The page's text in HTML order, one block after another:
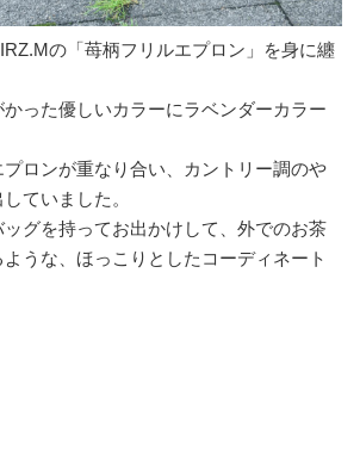
の「苺柄フリルエプロン」を身に纏
った優しいカラーにラベンダーカラー
ロンが重なり合い、カントリー調のや
ていました。
グを持ってお出かけして、外でのお茶
うな、ほっこりとしたコーディネート